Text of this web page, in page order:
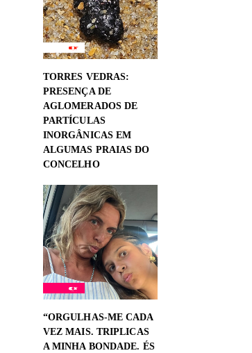
TORRES VEDRAS:
PRESENÇA DE
AGLOMERADOS DE
PARTÍCULAS
INORGÂNICAS EM
ALGUMAS PRAIAS DO
CONCELHO
“ORGULHAS-ME CADA
VEZ MAIS. TRIPLICAS
A MINHA BONDADE. ÉS